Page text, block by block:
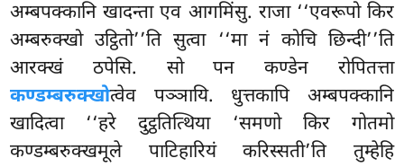
अम्बपक्कानि खादन्ता एव आगमिंसु. राजा ‘‘एवरूपो किर
अम्बरुक्खो उट्ठितो’’ति सुत्वा ‘‘मा नं कोचि छिन्दी’’ति
आरक्खं ठपेसि. सो पन कण्डेन रोपितत्ता
कण्डम्बरुक्खोत्वेव पञ्ञायि. धुत्तकापि अम्बपक्कानि
खादित्वा ‘‘हरे दुट्ठतित्थिया ‘समणो किर गोतमो
कण्डम्बरुक्खमूले पाटिहारियं करिस्सती’ति तुम्हेहि